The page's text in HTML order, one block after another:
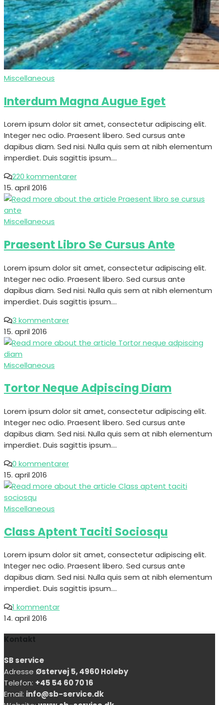
Miscellaneous
Interdum Magna Augue Eget
Lorem ipsum dolor sit amet, consectetur adipiscing elit.
Integer nec odio. Praesent libero. Sed cursus ante
dapibus diam. Sed nisi. Nulla quis sem at nibh elementum
imperdiet. Duis sagittis ipsum.…
220 kommentarer
15. april 2016
Miscellaneous
Praesent Libro Se Cursus Ante
Lorem ipsum dolor sit amet, consectetur adipiscing elit.
Integer nec odio. Praesent libero. Sed cursus ante
dapibus diam. Sed nisi. Nulla quis sem at nibh elementum
imperdiet. Duis sagittis ipsum.…
3 kommentarer
15. april 2016
Miscellaneous
Tortor Neque Adpiscing Diam
Lorem ipsum dolor sit amet, consectetur adipiscing elit.
Integer nec odio. Praesent libero. Sed cursus ante
dapibus diam. Sed nisi. Nulla quis sem at nibh elementum
imperdiet. Duis sagittis ipsum.…
0 kommentarer
15. april 2016
Miscellaneous
Class Aptent Taciti Sociosqu
Lorem ipsum dolor sit amet, consectetur adipiscing elit.
Integer nec odio. Praesent libero. Sed cursus ante
dapibus diam. Sed nisi. Nulla quis sem at nibh elementum
imperdiet. Duis sagittis ipsum.…
1 kommentar
14. april 2016
Kontakt
SB service
Adresse Østervej 5, 4960 Holeby
Telefon: +45 54 60 70 16
Email: info@sb-service.dk